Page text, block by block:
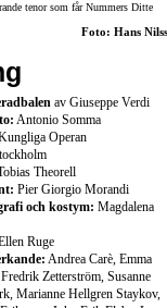
tenor som får Nummers Ditte
Foto: Hans
av Giuseppe Verdi
Antonio Somma
Operan
Theorell
Pier Giorgio Morandi
och kostym: Magdalena
Ruge
Andrea Carè, Emma
Zetterström, Susanne
Marianne Hellgren Staykov,